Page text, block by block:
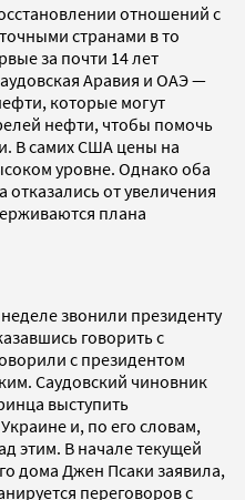
отношений с
странами в то
за почти 14 лет
Аравия и ОАЭ —
которые могут
нефти, чтобы помочь
В самих США цены на
уровне. Однако оба
отказались от увеличения
плана
звонили президенту
говорить с
с президентом
Саудовский чиновник
выступить
и, по его словам,
этим. В начале текущей
дома Джен Псаки заявила,
переговоров с